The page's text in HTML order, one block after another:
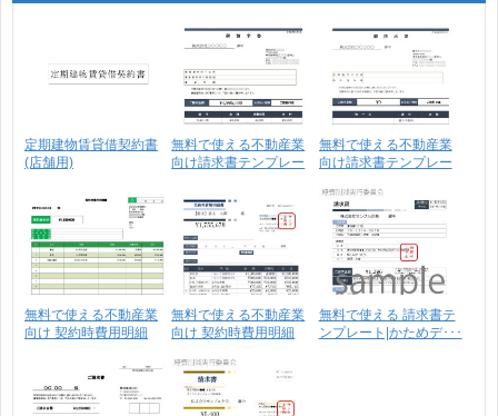
定期建物賃貸借契約書
(店舗用)
無料で使える不動産業
向け請求書テンプレー
無料で使える不動産業
向け請求書テンプレー
無料で使える不動産業
向け 契約時費用明細
無料で使える不動産業
向け 契約時費用明細
無料で使える 請求書テ
ンプレート|かためデ･･･